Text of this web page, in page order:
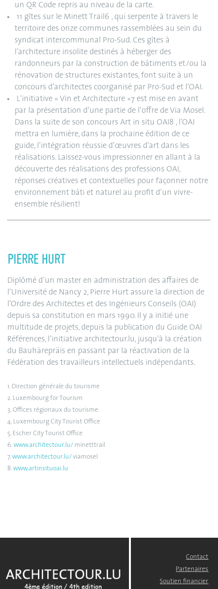
un QR Code repris au niveau de la carte.
11 gîtes sur le Minett Trail6 , qui serpente à travers le
territoire des onze communes rassemblées au sein du
syndicat intercommunal Pro-Sud. Ces gîtes à
l’architecture insolite destinés à héberger des
randonneurs par la construction de bâtiments et/ou la
rénovation de structures existantes, font suite à un
concours d’architectes coorganisé par Pro-Sud et l’OAI.
L’initiative « Vin et Architecture »7 est mise en avant
par la présentation d’une partie de l’offre de Via Mosel.
Dans la suite de son concours Art in situ OAI8 , l’OAI
mettra en lumière, dans la prochaine édition de ce
guide, l’intégration réussie d’œuvres d’art dans les
réalisations. Laissez-vous impressionner en allant à la
découverte des réalisations des professions OAI,
réponses créatives et contextuelles pour façonner notre
environnement bâti et naturel au profit d’un vivre-
ensemble résilient!
PIERRE HURT
Diplômé d’un master en administration des affaires de
l’Université de Nancy 2, Pierre Hurt assure la direction de
l’Ordre des Architectes et des Ingénieurs Conseils (OAI)
depuis sa constitution en mars 1990. Il y a initié une
multitude de projets, depuis la publication du Guide OAI
Références, l’initiative architectour.lu, jusqu’à la création
du Bauhärepräis en passant par la réactivation de la
Fédération des travailleurs intellectuels indépendants.
1. Direction générale du tourisme
2. Luxembourg for Tourism
3. Offices régionaux du tourisme
4. Luxembourg City Tourist Office
5. Escher City Tourist Office
6. www.architectour.lu/ minetttrail
7. www.architectour.lu/ viamosel
8. www.artinsituoai.lu
Contact
Partenaires
Soutien financier